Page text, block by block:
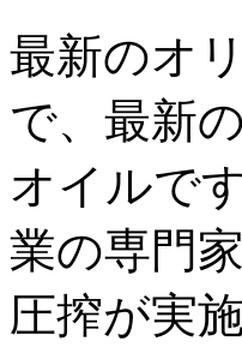
最新のオ
で、最新
オイルで
業の専門
圧搾が実